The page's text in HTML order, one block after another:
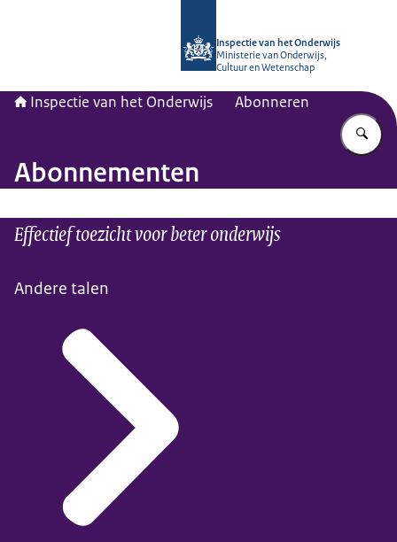
Inspectie van het Onderwijs
Ministerie van Onderwijs,
Cultuur en Wetenschap
Inspectie van het Onderwijs Abonneren
Abonnementen
Effectief toezicht voor beter onderwijs
Andere talen